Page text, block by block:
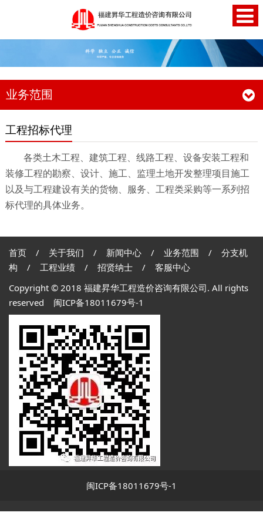
业务范围
工程招标代理
各类土木工程、建筑工程、线路工程、设备安装工程和
装修工程的勘察、设计、施工、监理土地开发整理项目施工
以及与工程建设有关的货物、服务、工程类采购等一系列招
标代理的具体业务。
首页/ 关于我们 / 新闻中心/ 业务范围 / 分支机
构 / 工程业绩 / 招贤纳士 / 客服中心
Copyright © 2018 福建昇华工程造价咨询有限公司. All rights
reserved 闽ICP备18011679号-1
闽ICP备18011679号-1